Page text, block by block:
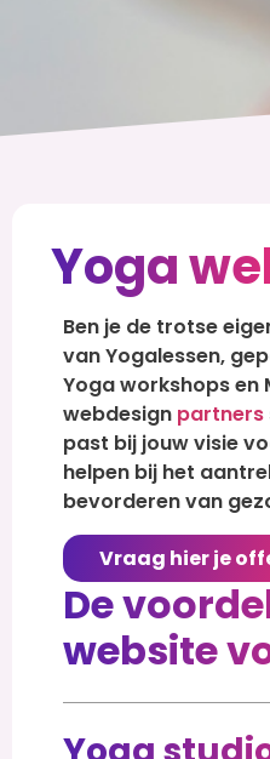
Yoga
Ben je de trotse
van Yogalessen,
Yoga workshops en
webdesign partners
past bij jouw visie
helpen bij het
bevorderen van
Vraag hier je
De
website